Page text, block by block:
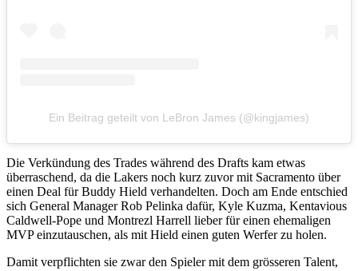
Ein Beitrag geteilt von LeBron James (@kingjames)
Die Verkündung des Trades während des Drafts kam etwas
überraschend, da die Lakers noch kurz zuvor mit Sacramento über
einen Deal für Buddy Hield verhandelten. Doch am Ende entschied
sich General Manager Rob Pelinka dafür, Kyle Kuzma, Kentavious
Caldwell-Pope und Montrezl Harrell lieber für einen ehemaligen
MVP einzutauschen, als mit Hield einen guten Werfer zu holen.
Damit verpflichten sie zwar den Spieler mit dem grösseren Talent,